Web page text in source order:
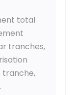
total
tranches,
tranche,